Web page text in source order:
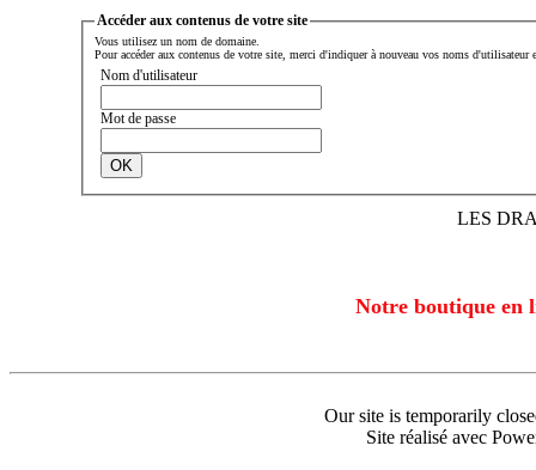
Accéder aux contenus de votre site
Vous utilisez un nom de domaine.
Pour accéder aux contenus de votre site, merci d'indiquer à nouveau vos noms d'utilisateur
Nom d'utilisateur
Mot de passe
LES
Notre boutique en
Our site is temporarily
Site réalisé avec